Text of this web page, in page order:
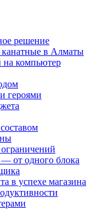
решение
канатные в Алматы
на компьютер
героями
от одного блока
в успехе магазина